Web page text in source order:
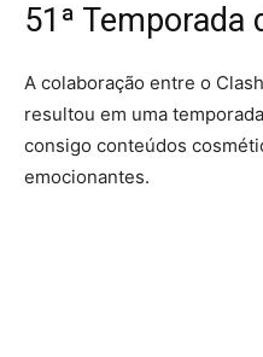
51ª Temporada
A colaboração entre o
resultou em uma
consigo conteúdos
emocionantes.